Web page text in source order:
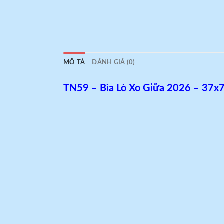
MÔ TẢ ĐÁNH GIÁ (0)
TN59 – Bìa Lò Xo Giữa 2026 –